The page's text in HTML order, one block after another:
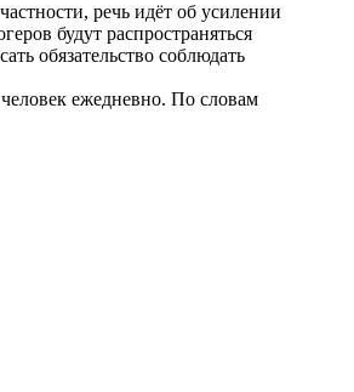
речь идёт об усилении
будут распространяться
обязательство соблюдать
ежедневно. По словам